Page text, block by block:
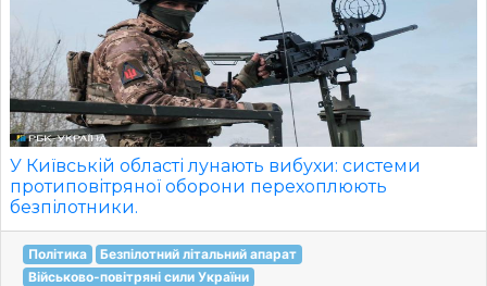
У Київській області лунають вибухи: системи
протиповітряної оборони перехоплюють
безпілотники.
Політика
Безпілотний літальний апарат
Військово-повітряні сили України